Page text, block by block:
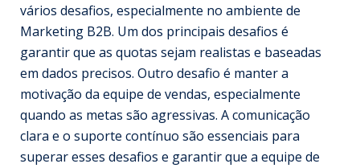
vários desafios, especialmente no ambiente de
Marketing B2B. Um dos principais desafios é
garantir que as quotas sejam realistas e baseadas
em dados precisos. Outro desafio é manter a
motivação da equipe de vendas, especialmente
quando as metas são agressivas. A comunicação
clara e o suporte contínuo são essenciais para
superar esses desafios e garantir que a equipe de